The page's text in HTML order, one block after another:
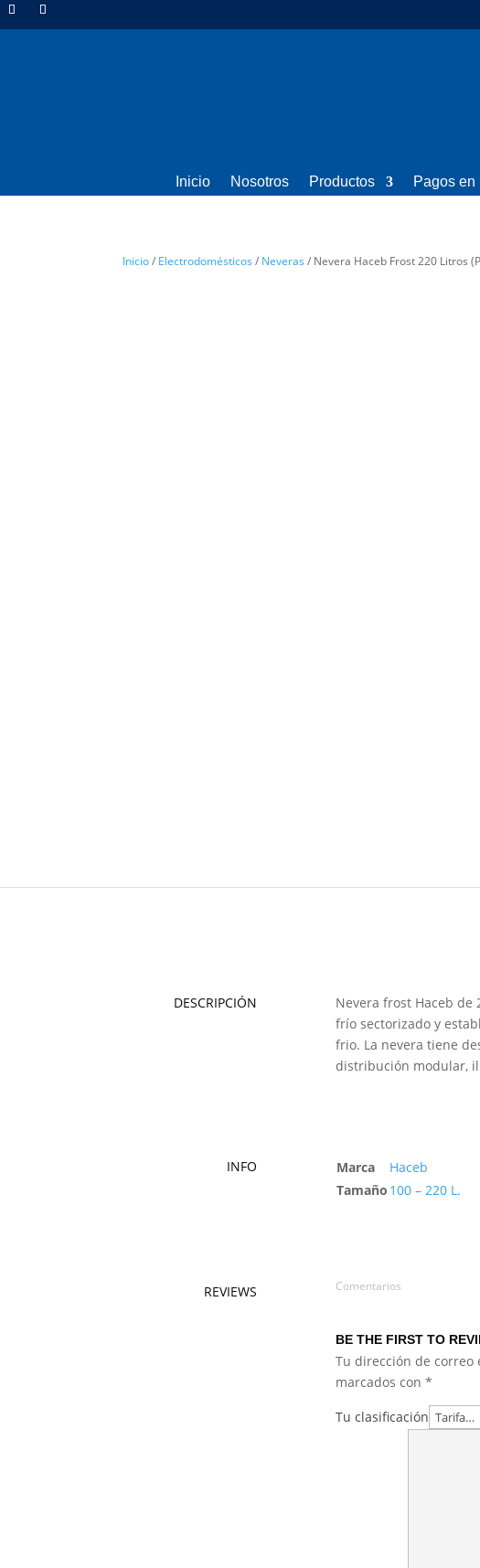
Inicio Nosotros Productos Pagos en
Inicio/ Electrodomésticos / Neveras / Nevera Haceb Frost 220 Litros
DESCRIPCIÓN
Nevera frost Haceb
frío sectorizado y
frio. La nevera tiene
distribución modular,
INFO Marca
Haceb
Tamaño 100 – 220 L.
REVIEWS Comentarios
BE THE FIRST TO
Tu dirección de correo
marcados con *
Tu clasificación